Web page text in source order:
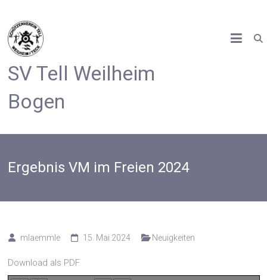
Inhalt
springen
SV Tell Weilheim
Bogen
Ergebnis VM im Freien 2024
mlaemmle 15. Mai 2024 Neuigkeiten
Download als PDF